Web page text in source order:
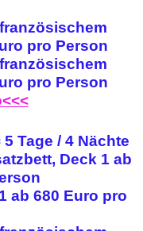
pro Person
pro Person
5 Tage / 4 Nächte
Deck 1 ab
ab 680 Euro pro